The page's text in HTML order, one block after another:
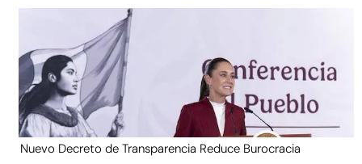
Nuevo Decreto de Transparencia Reduce Burocracia